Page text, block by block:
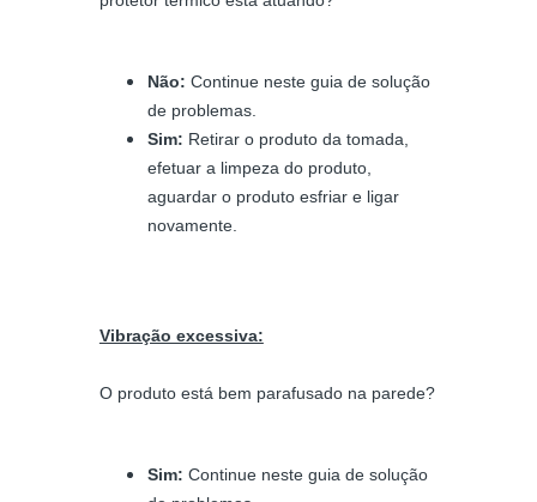
Não: Continue neste guia de solução
de problemas.
Sim: Retirar o produto da tomada,
efetuar a limpeza do produto,
aguardar o produto esfriar e ligar
novamente.
Vibração excessiva:
O produto está bem parafusado na parede?
Sim: Continue neste guia de solução